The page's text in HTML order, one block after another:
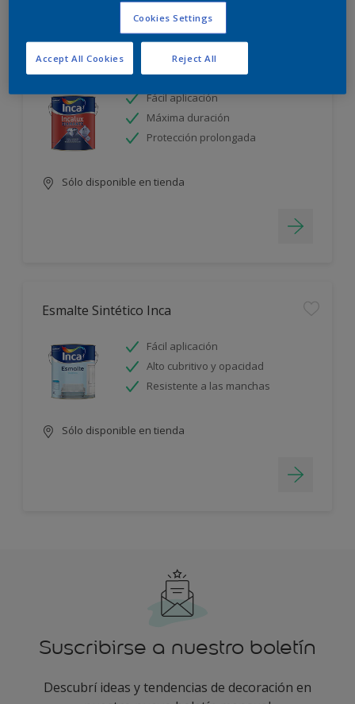
Incalux Diamante 3 en 1
Fácil aplicación
Máxima duración
Protección prolongada
Sólo disponible en tienda
Esmalte Sintético Inca
Fácil aplicación
Alto cubritivo y opacidad
Resistente a las manchas
Sólo disponible en tienda
Suscribirse a nuestro boletín
Descubrí ideas y tendencias de decoración en
Cookies Settings
Reject All
Accept All Cookies